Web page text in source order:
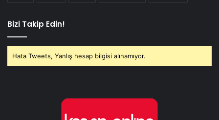
Bizi Takip Edin!
Hata Tweets, Yanlış hesap bilgisi alınamıyor.